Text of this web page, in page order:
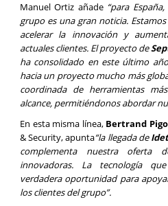
Manuel Ortiz añade“para
grupo es una gran noticia.
acelerar la innovación y
actuales clientes. El proyecto de
ha consolidado en este último
hacia un proyecto mucho más
coordinada de herramientas
alcance, permitiéndonos abordar
En esta misma línea, Bertrand
& Security, apunta“la llegada de
complementa nuestra oferta
innovadoras. La tecnología
verdadera oportunidad para
los clientes del grupo”.